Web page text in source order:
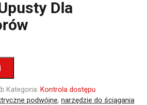
Dla
Kategoria: Kontrola dostępu
podwójne, narzędzie do ściągania